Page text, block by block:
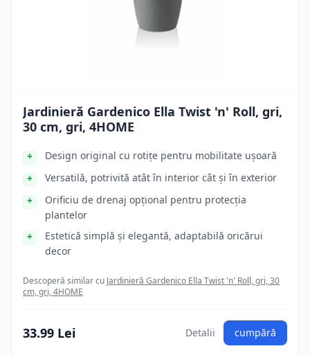
Jardinieră Gardenico Ella Twist 'n' Roll, gri,
30 cm, gri, 4HOME
Design original cu rotițe pentru mobilitate ușoară
Versatilă, potrivită atât în interior cât și în exterior
Orificiu de drenaj opțional pentru protecția
plantelor
Estetică simplă și elegantă, adaptabilă oricărui
decor
Descoperă similar cu Jardinieră Gardenico Ella Twist 'n' Roll, gri, 30
cm, gri, 4HOME
33.99 Lei Detalii cumpără